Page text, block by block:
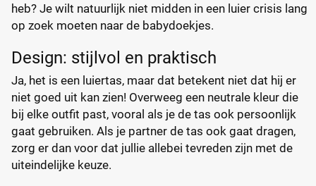
heb? Je wilt natuurlijk niet midden in een luier crisis lang
op zoek moeten naar de babydoekjes.
Design: stijlvol en praktisch
Ja, het is een luiertas, maar dat betekent niet dat hij er
niet goed uit kan zien! Overweeg een neutrale kleur die
bij elke outfit past, vooral als je de tas ook persoonlijk
gaat gebruiken. Als je partner de tas ook gaat dragen,
zorg er dan voor dat jullie allebei tevreden zijn met de
uiteindelijke keuze.